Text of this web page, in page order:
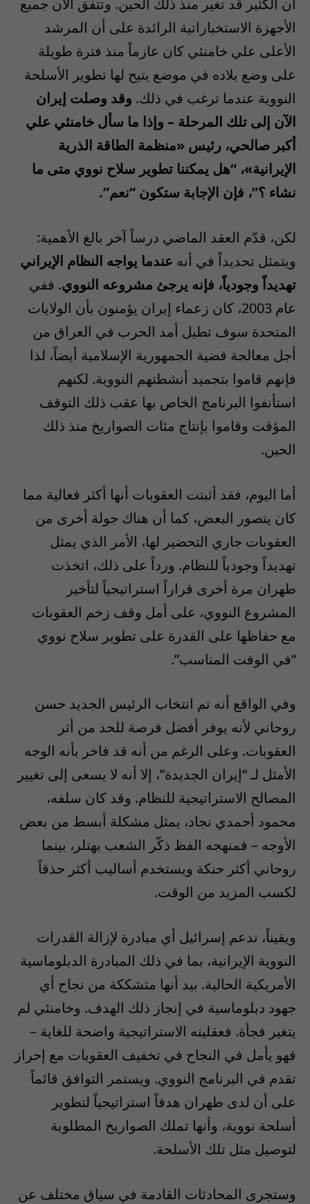
أن الكثير قد تغير منذ ذلك الحين. وتتفق الآن جميع
الأجهزة الاستخباراتية الرائدة على أن المرشد
الأعلى علي خامنئي كان عازماً منذ فترة طويلة
على وضع بلاده في موضع يتيح لها تطوير الأسلحة
النووية عندما ترغب في ذلك. وقد وصلت إيران
الآن إلى تلك المرحلة – وإذا ما سأل خامنئي علي
أكبر صالحي، رئيس «منظمة الطاقة الذرية
الإيرانية»، “هل يمكننا تطوير سلاح نووي متى ما
نشاء ؟”، فإن الإجابة ستكون “نعم”.
لكن، قدّم العقد الماضي درساً آخر بالغ الأهمية:
ويتمثل تحديداً في أنه عندما يواجه النظام الإيراني
تهديداً وجودياً، فإنه يرجئ مشروعه النووي. ففي
عام 2003، كان زعماء إيران يؤمنون بأن الولايات
المتحدة سوف تطيل أمد الحرب في العراق من
أجل معالجة قضية الجمهورية الإسلامية أيضاً، لذا
فإنهم قاموا بتجميد أنشطتهم النووية. لكنهم
استأنفوا البرنامج الخاص بها عقب ذلك التوقف
المؤقت وقاموا بإنتاج مئات الصواريخ منذ ذلك
الحين.
أما اليوم، فقد أثبتت العقوبات أنها أكثر فعالية مما
كان يتصور البعض، كما أن هناك جولة أخرى من
العقوبات جاري التحضير لها، الأمر الذي يمثل
تهديداً وجودياً للنظام. ورداً على ذلك، اتخذت
طهران مرة أخرى قراراً استراتيجياً لتأخير
المشروع النووي، على أمل وقف زخم العقوبات
مع حفاظها على القدرة على تطوير سلاح نووي
“في الوقت المناسب”.
وفي الواقع أنه تم انتخاب الرئيس الجديد حسن
روحاني لأنه يوفر أفضل فرصة للحد من أثر
العقوبات. وعلى الرغم من أنه قد فاخر بأنه الوجه
الأمثل لـ “إيران الجديدة”، إلا أنه لا يسعى إلى تغيير
المصالح الاستراتيجية للنظام. وقد كان سلفه،
محمود أحمدي نجاد، يمثل مشكلة أبسط من بعض
الأوجه – فمنهجه الفظ ذكّر الشعب بهتلر، بينما
روحاني أكثر حنكة ويستخدم أساليب أكثر حذقاً
لكسب المزيد من الوقت.
ويقيناً، تدعم إسرائيل أي مبادرة لإزالة القدرات
النووية الإيرانية، بما في ذلك المبادرة الدبلوماسية
الأمريكية الحالية. بيد أنها متشككة من نجاح أي
جهود دبلوماسية في إنجاز ذلك الهدف. وخامنئي لم
يتغير فجأة. فعقليته الاستراتيجية واضحة للغاية –
فهو يأمل في النجاح في تخفيف العقوبات مع إحراز
تقدم في البرنامج النووي. ويستمر التوافق قائماً
على أن لدى طهران هدفاً استراتيجياً لتطوير
أسلحة نووية، وأنها تملك الصواريخ المطلوبة
لتوصيل مثل تلك الأسلحة.
وستجرى المحادثات القادمة في سياق مختلف عن